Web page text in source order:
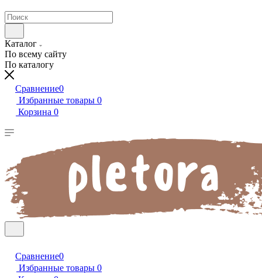
Каталог
По всему сайту
По каталогу
Сравнение0
Избранные товары 0
Корзина 0
Сравнение0
Избранные товары 0